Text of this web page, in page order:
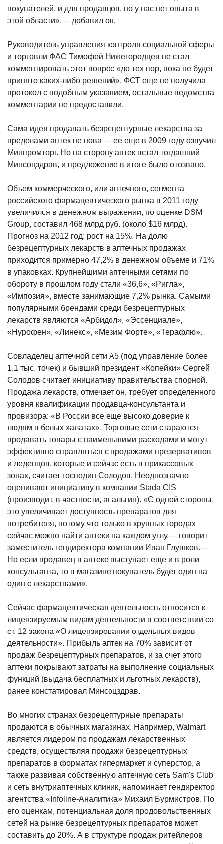
покупателей, и для продавцов, но у нас нет опыта в
этой области»,— добавил он.
Руководитель управления контроля социальной сферы
и торговли ФАС Тимофей Нижегородцев не стал
комментировать этот вопрос «до тех пор, пока не будет
принято каких-либо решений». ФСТ еще не получила
протокол с подобным указанием, остальные ведомства
комментарии не предоставили.
Сама идея продавать безрецептурные лекарства за
пределами аптек не нова — ее еще в 2009 году озвучил
Минпромторг. Но на сторону аптек встал тогдашний
Минсоцздрав, и предложение в итоге было отозвано.
Объем коммерческого, или аптечного, сегмента
российского фармацевтического рынка в 2011 году
увеличился в денежном выражении, по оценке DSM
Group, составил 468 млрд руб. (около $16 млрд).
Прогноз на 2012 год: рост на 15%. На долю
безрецептурных лекарств в аптечных продажах
приходится примерно 47,2% в денежном объеме и 71%
в упаковках. Крупнейшими аптечными сетями по
обороту в прошлом году стали «36,6», «Ригла»,
«Импозия», вместе занимающие 7,2% рынка. Самыми
популярными брендами среди безрецептурных
лекарств являются «Арбидол», «Эссенциале»,
«Нурофен», «Линекс», «Мезим Форте», «Терафлю».
Совладелец аптечной сети А5 (под управление более
1,1 тыс. точек) и бывший президент «Копейки» Сергей
Солодов считает инициативу правительства спорной.
Продажа лекарств, отмечает он, требует определенного
уровня квалификации продавца-консультанта и
провизора: «В России все еще высоко доверие к
людям в белых халатах». Торговые сети стараются
продавать товары с наименьшими расходами и могут
эффективно справляться с продажами презервативов
и леденцов, которые и сейчас есть в прикассовых
зонах, считает господин Солодов. Неоднозначно
оценивают инициативу в компании Stada CIS
(производит, в частности, анальгин). «С одной стороны,
это увеличивает доступность препаратов для
потребителя, потому что только в крупных городах
сейчас можно найти аптеки на каждом углу,— говорит
заместитель гендиректора компании Иван Глушков.—
Но если продавец в аптеке выступает еще и в роли
консультанта, то в магазине покупатель будет один на
один с лекарствами».
Сейчас фармацевтическая деятельность относится к
лицензируемым видам деятельности в соответствии со
ст. 12 закона «О лицензировании отдельных видов
деятельности». Прибыль аптек на 70% зависит от
продаж безрецептурных препаратов, и за счет этого
аптеки покрывают затраты на выполнение социальных
функций (выдача бесплатных и льготных лекарств),
ранее констатировал Минсоцздрав.
Во многих странах безрецептурные препараты
продаются в обычных магазинах. Например, Walmart
является лидером по продажам лекарственных
средств, осуществляя продажи безрецептурных
препаратов в форматах гипермаркет и суперстор, а
также развивая собственную аптечную сеть Sam's Club
и сеть внутриаптечных клиник, напоминает гендиректор
агентства «Infoline-Аналитика» Михаил Бурмистров. По
его оценкам, потенциальная доля продовольственных
сетей на рынке безрецептурных препаратов может
составить до 20%. А в структуре продаж ритейлеров